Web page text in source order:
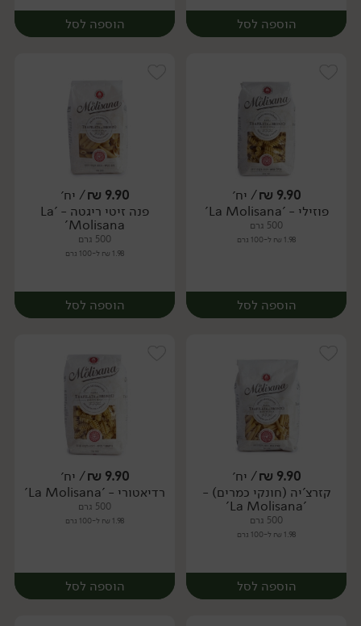
הוספה לסל
יח׳
הוספה לסל
יח׳
9.90
₪/ יח׳
פוזילי - 'La Molisana'
500 גרם
1.98 ₪ ל-100 גרם
הוספה לסל
יח׳
9.90
₪/ יח׳
פנה זיטי ריגטה - 'La
Molisana'
500 גרם
1.98 ₪ ל-100 גרם
הוספה לסל
יח׳
9.90
₪/ יח׳
קזרצ'יה (חונקי כמרים) -
'La Molisana'
500 גרם
1.98 ₪ ל-100 גרם
הוספה לסל
9.90
₪/ יח׳
רדיאטורי - 'La Molisana'
500 גרם
1.98 ₪ ל-100 גרם
הוספה לסל